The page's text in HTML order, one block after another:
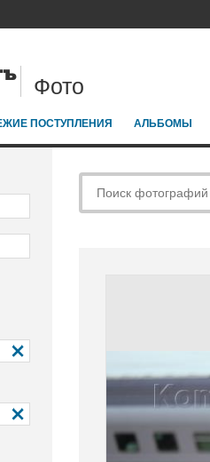
Фото
ПОСТУПЛЕНИЯ АЛЬБОМЫ